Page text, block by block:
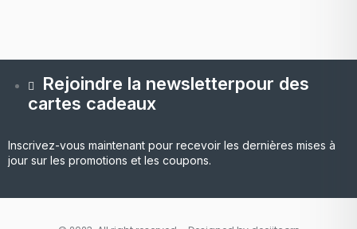
Rejoindre la newsletterpour des
cartes cadeaux
Inscrivez-vous maintenant pour recevoir les dernières mises à
jour sur les promotions et les coupons.